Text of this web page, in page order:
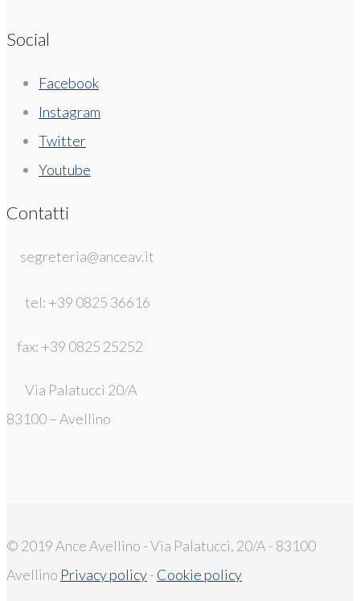
Social
Facebook
Instagram
Twitter
Youtube
Contatti
segreteria@anceav.it
tel: +39 0825 36616
fax: +39 0825 25252
Via Palatucci 20/A
83100 – Avellino
© 2019 Ance Avellino - Via Palatucci, 20/A - 83100
Avellino Privacy policy- Cookie policy